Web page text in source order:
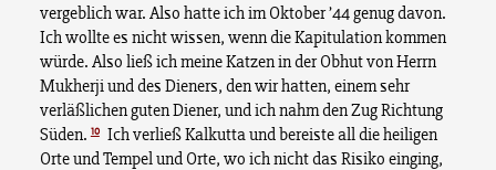
vergeblich war. Also hatte ich im Oktober ’44 genug davon.
Ich wollte es nicht wissen, wenn die Kapitulation kommen
würde. Also ließ ich meine Katzen in der Obhut von Herrn
Mukherji und des Dieners, den wir hatten, einem sehr
verläßlichen guten Diener, und ich nahm den Zug Richtung
Süden. 10 Ich verließ Kalkutta und bereiste all die heiligen
Orte und Tempel und Orte, wo ich nicht das Risiko einging,